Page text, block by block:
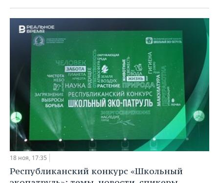
18 ноя, 17:35
Республиканский конкурс «Школьный